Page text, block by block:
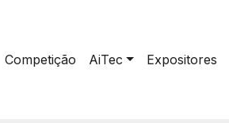
Competição AiTec Expositores